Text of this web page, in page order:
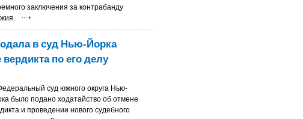
заключения за контрабанду
в суд Нью-Йорка
по его делу
суд южного округа Нью-
было подано ходатайство об отмене
и проведении нового судебного